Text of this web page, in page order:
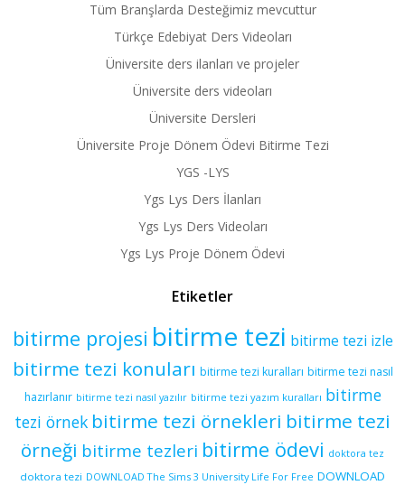
Tüm Branşlarda Desteğimiz mevcuttur
Türkçe Edebiyat Ders Videoları
Üniversite ders ilanları ve projeler
Üniversite ders videoları
Üniversite Dersleri
Üniversite Proje Dönem Ödevi Bitirme Tezi
YGS -LYS
Ygs Lys Ders İlanları
Ygs Lys Ders Videoları
Ygs Lys Proje Dönem Ödevi
Etiketler
bitirme projesi bitirme tezi bitirme tezi izle
bitirme tezi konuları bitirme tezi kuralları bitirme tezi nasıl
hazırlanır bitirme tezi nasıl yazılır bitirme tezi yazım kuralları bitirme
tezi örnek bitirme tezi örnekleri bitirme tezi
örneği bitirme tezleri bitirme ödevi doktora tez
doktora tezi DOWNLOAD The Sims 3 University Life For Free DOWNLOAD